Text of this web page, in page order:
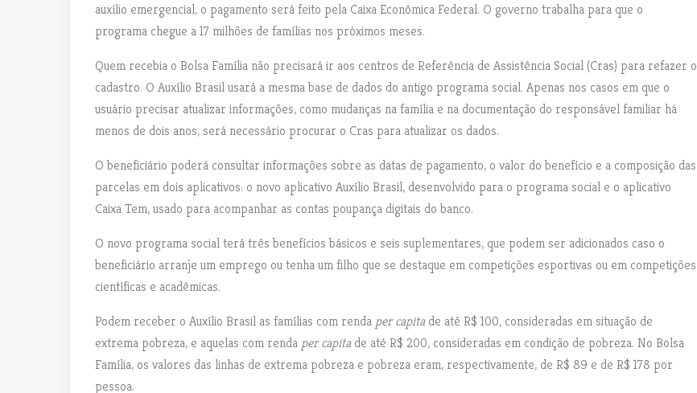
auxílio emergencial, o pagamento será feito pela Caixa Econômica Federal. O governo trabalha para que o
programa chegue a 17 milhões de famílias nos próximos meses.
Quem recebia o Bolsa Família não precisará ir aos centros de Referência de Assistência Social (Cras) para refazer o
cadastro. O Auxílio Brasil usará a mesma base de dados do antigo programa social. Apenas nos casos em que o
usuário precisar atualizar informações, como mudanças na família e na documentação do responsável familiar há
menos de dois anos, será necessário procurar o Cras para atualizar os dados.
O beneficiário poderá consultar informações sobre as datas de pagamento, o valor do benefício e a composição das
parcelas em dois aplicativos: o novo aplicativo Auxílio Brasil, desenvolvido para o programa social e o aplicativo
Caixa Tem, usado para acompanhar as contas poupança digitais do banco.
O novo programa social terá três benefícios básicos e seis suplementares, que podem ser adicionados caso o
beneficiário arranje um emprego ou tenha um filho que se destaque em competições esportivas ou em competições
científicas e acadêmicas.
Podem receber o Auxílio Brasil as famílias com renda per capitade até R$ 100, consideradas em situação de
extrema pobreza, e aquelas com renda per capitade até R$ 200, consideradas em condição de pobreza. No Bolsa
Família, os valores das linhas de extrema pobreza e pobreza eram, respectivamente, de R$ 89 e de R$ 178 por
pessoa.